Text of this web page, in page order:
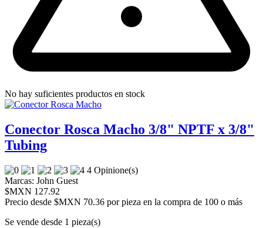
No hay suficientes productos en stock
Conector Rosca Macho 3/8" NPTF x 3/8"
Tubing
4 Opinione(s)
Marcas: John Guest
$MXN 127.92
Precio desde $MXN 70.36 por pieza en la compra de 100 o más
Se vende desde 1 pieza(s)